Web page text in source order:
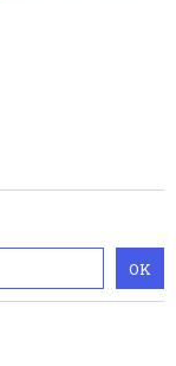
nombre de